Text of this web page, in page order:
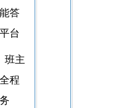
答
台
班主
程